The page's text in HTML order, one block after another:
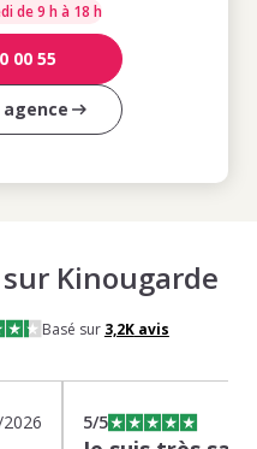
de 9 h à 18 h
00 55
sur Kinougarde
Basé sur 3,2Kavis
5/5